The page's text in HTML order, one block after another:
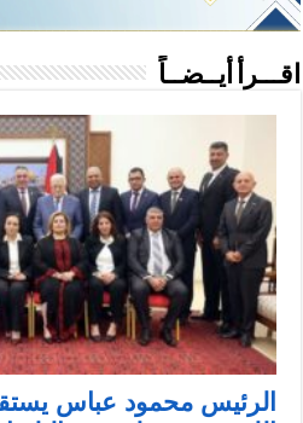
اقـــرأ أيــضــاً
الرئيس محمود عباس